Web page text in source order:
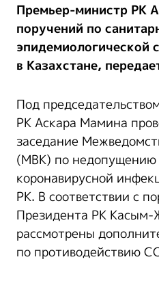
Премьер-министр РК
поручений по
эпидемиологической
в Казахстане,
Под
РК Аскара Мамина
заседание
(МВК) по недопущению
коронавирусной
РК. В соответствии с
Президента РК Касым-
рассмотрены
по противодействию